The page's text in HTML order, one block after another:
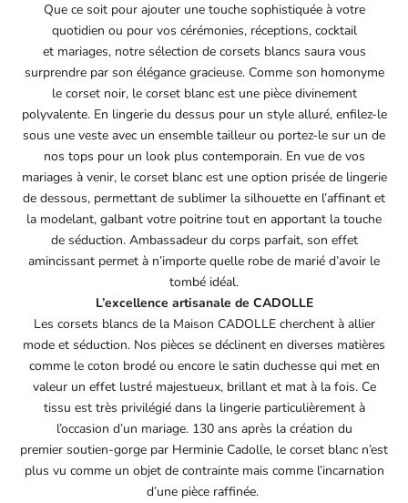
Que ce soit pour ajouter une touche sophistiquée à votre
quotidien ou pour vos cérémonies, réceptions, cocktail
et mariages, notre sélection de corsets blancs saura vous
surprendre par son élégance gracieuse. Comme son homonyme
le corset noir, le corset blanc est une pièce divinement
polyvalente. En lingerie du dessus pour un style alluré, enfilez-le
sous une veste avec un ensemble tailleur ou portez-le sur un de
nos tops pour un look plus contemporain. En vue de vos
mariages à venir, le corset blanc est une option prisée de lingerie
de dessous, permettant de sublimer la silhouette en l’affinant et
la modelant, galbant votre poitrine tout en apportant la touche
de séduction. Ambassadeur du corps parfait, son effet
amincissant permet à n’importe quelle robe de marié d’avoir le
tombé idéal.
L’excellence artisanale de CADOLLE
Les corsets blancs de la Maison CADOLLE cherchent à allier
mode et séduction. Nos pièces se déclinent en diverses matières
comme le coton brodé ou encore le satin duchesse qui met en
valeur un effet lustré majestueux, brillant et mat à la fois. Ce
tissu est très privilégié dans la lingerie particulièrement à
l’occasion d’un mariage. 130 ans après la création du
premier soutien-gorge par Herminie Cadolle, le corset blanc n’est
plus vu comme un objet de contrainte mais comme l’incarnation
d’une pièce raffinée.